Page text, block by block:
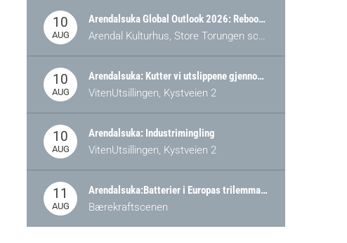
10
AUG
Arendalsuka Global Outlook 2026: Rebooting Democracy for a New World Order
Arendal Kulturhus, Store Torungen scene
10
AUG
Arendalsuka: Kutter vi utslippene gjennom omstilling – eller tap av industri?
VitenUtsillingen, Kystveien 2
10
AUG
Arendalsuka: Industrimingling
VitenUtsillingen, Kystveien 2
11
AUG
Arendalsuka:Batterier i Europas trilemma: Energisikkerhet, konkurransekraft og bærekraft (Battery Norway-arrangement)
Bærekraftscenen